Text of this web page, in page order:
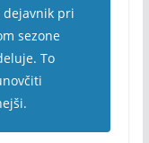
pri
sezone
To